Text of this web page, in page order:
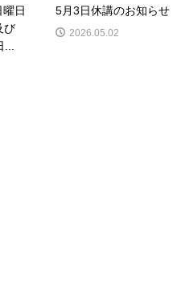
日
び
5月3日休講のお知らせ
2026.05.02